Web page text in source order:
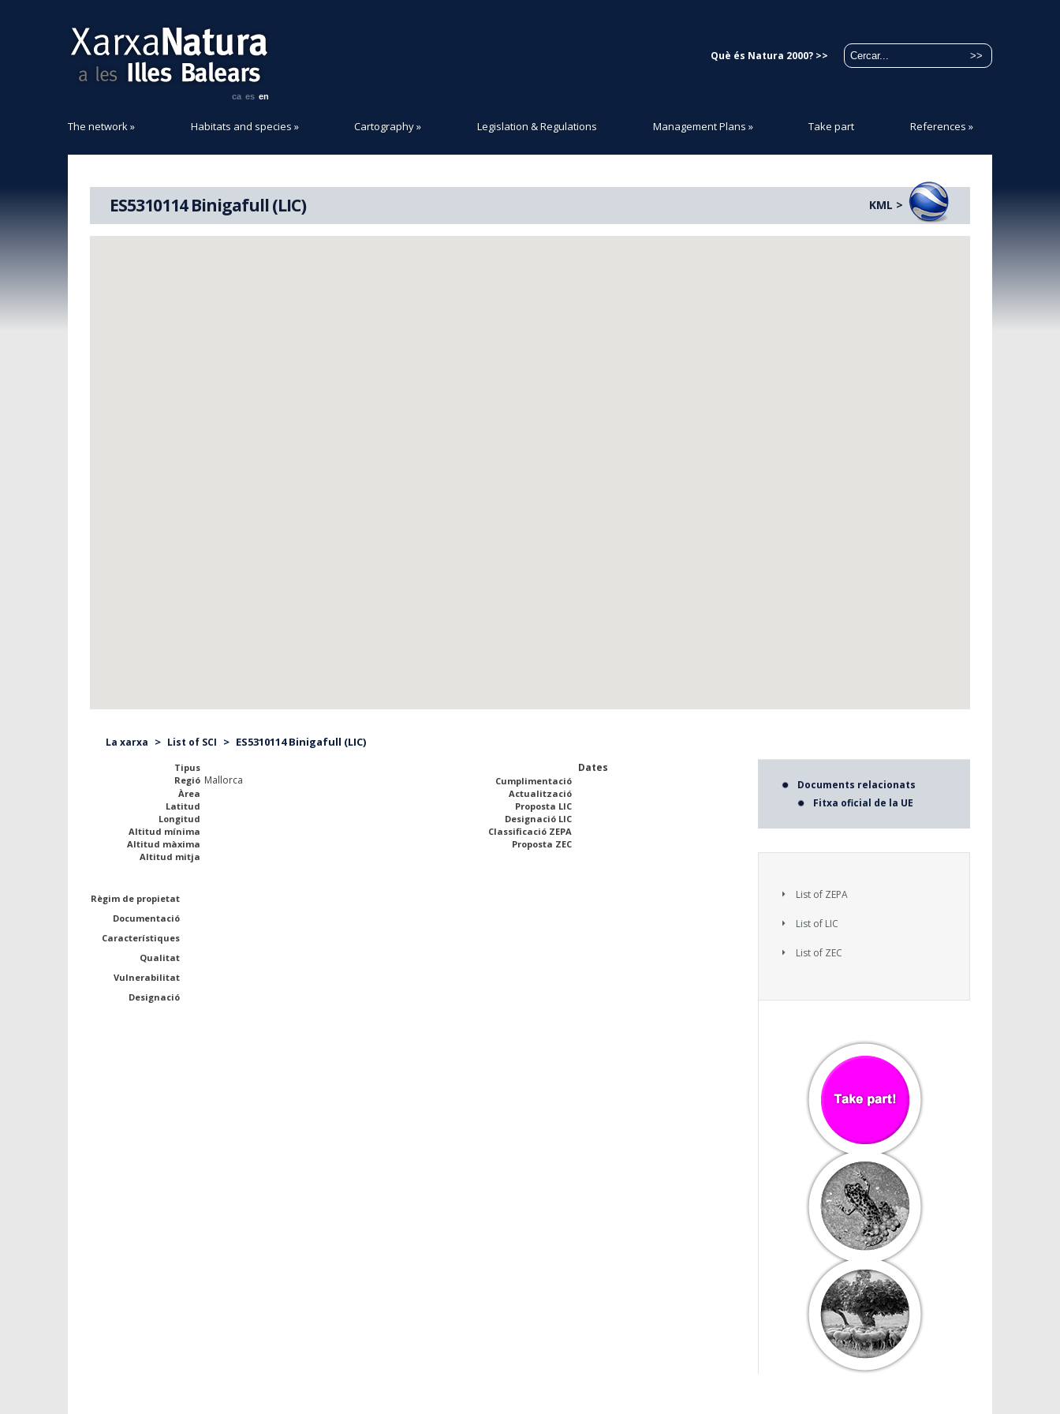
ca es en
Què és Natura 2000? >>
The network» Habitats and species » Cartography» Legislation & Regulations Management Plans » Take part References »
ES5310114 Binigafull (LIC) KML >
La xarxa > List of SCI > ES5310114 Binigafull (LIC)
Tipus
Regió Mallorca
Àrea
Latitud
Longitud
Altitud mínima
Altitud màxima
Altitud mitja
Dates
Cumplimentació
Actualització
Proposta LIC
Designació LIC
Classificació ZEPA
Proposta ZEC
Règim de propietat
Documentació
Característiques
Qualitat
Vulnerabilitat
Designació
Documents relacionats
Fitxa oficial de la UE
List of ZEPA
List of LIC
List of ZEC